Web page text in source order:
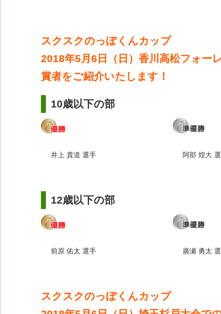
スクスクのっぽくんカップ
2018年5月6日（日）香川高松フォー
賞者をご紹介いたします！
10歳以下の部
井上 貴道 選手 阿部 煌大
12歳以下の部
前原 佑太 選手 廣瀬 勇太
スクスクのっぽくんカップ